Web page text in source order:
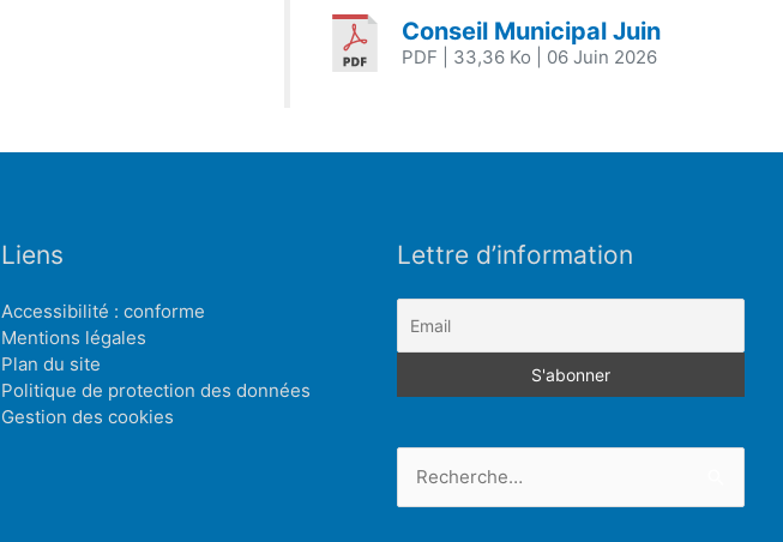
Conseil Municipal Juin
PDF | 33,36 Ko | 06 Juin 2026
Liens
Accessibilité : conforme
Mentions légales
Plan du site
Politique de protection des données
Gestion des cookies
Lettre d’information